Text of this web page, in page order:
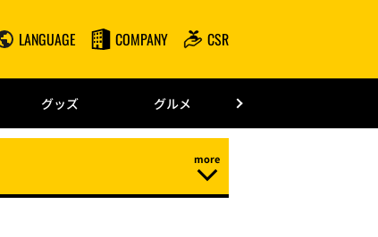
LANGUAGE COMPANY CSR
グッズ グルメ